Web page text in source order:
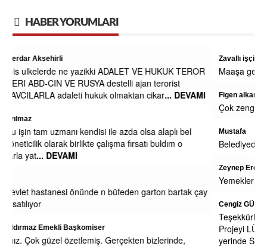
HABER YORUMLARI
TEROR
DEVAMI
bel
o
çay
Zavallı işçi
Maaşa gelince Afrika baz aliniyor
Figen alkan
Çok zengin olursunuz belki engeliden ne isdiyosunuz
Mustafa
Belediyede para yokmu niye sağa sola yalvariyorlar
Yemekleriniz soğuk ve lezzetsiz. Kesinlikle yenmiyor.
Teşekkürler Efsane Başkanım . Secim Kitapcıgındaki bu
Projeyi LÜtfen Uygula Eregli Halkı Seni Cok Seviyoruz
yerinde Sarılınca 1.2.3... DEVAMI